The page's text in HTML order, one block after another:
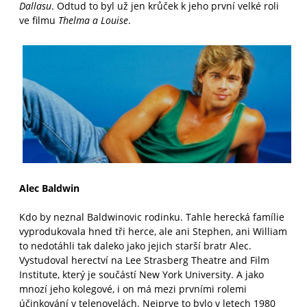
Dallasu. Odtud to byl už jen krůček k jeho první velké roli
ve filmu Thelma a Louise.
Alec Baldwin
Kdo by neznal Baldwinovic rodinku. Tahle herecká famílie
vyprodukovala hned tři herce, ale ani Stephen, ani William
to nedotáhli tak daleko jako jejich starší bratr Alec.
Vystudoval herectví na Lee Strasberg Theatre and Film
Institute, který je součástí New York University. A jako
mnozí jeho kolegové, i on má mezi prvními rolemi
účinkování v telenovelách. Nejprve to bylo v letech 1980